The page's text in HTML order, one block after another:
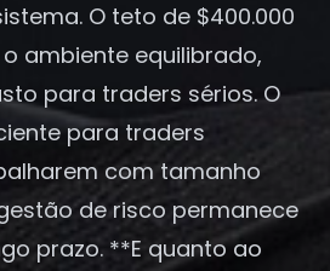
O teto de $400.000
ambiente equilibrado,
para traders sérios. O
para traders
com tamanho
de risco permanece
prazo. **E quanto ao